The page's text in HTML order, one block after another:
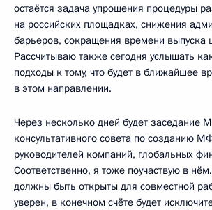
остаётся задача упрощения процедуры
на российских площадках, снижения
барьеров, сокращения времени выпуска
Рассчитываю также сегодня услышать
подходы к тому, что будет в ближайшее
в этом направлении.
Через несколько дней будет заседание
консультативного совета по созданию
руководителей компаний, глобальных
Соответственно, я тоже поучаствую в
должны быть открыты для совместной
уверен, в конечном счёте будет